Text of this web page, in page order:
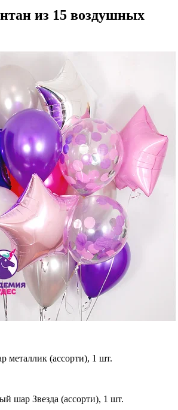
из 15 воздушных
металлик (ассорти), 1 шт.
шар Звезда (ассорти), 1 шт.